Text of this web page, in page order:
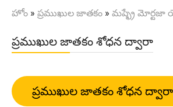
హోం » ప్రముఖుల జాతకం » మష్ఫ్రే మోర్టజా
ప్రముఖుల జాతకం శోధన ద్వారా
ప్రముఖుల జాతకం శోధన ద్వారా